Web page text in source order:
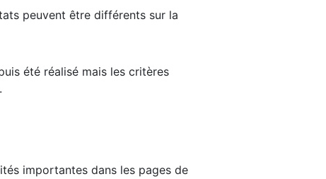
peuvent être différents sur la
été réalisé mais les critères
importantes dans les pages de